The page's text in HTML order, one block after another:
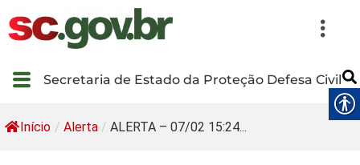
Secretaria de Estado da Proteção Defesa Civil
Início / Alerta / ALERTA – 07/02 15:24...